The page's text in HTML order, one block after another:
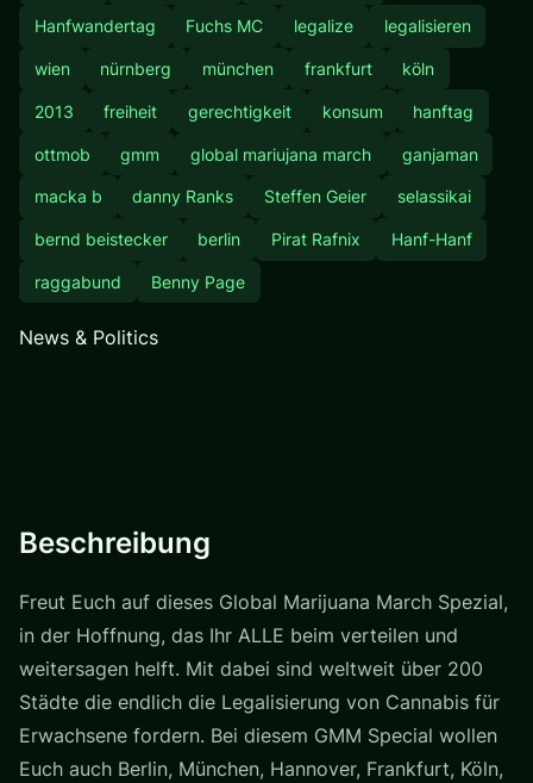
Hanfwandertag Fuchs MC legalize legalisieren
wien nürnberg münchen frankfurt köln
2013 freiheit gerechtigkeit konsum hanftag
ottmob gmm global mariujana march ganjaman
macka b danny Ranks Steffen Geier selassikai
bernd beistecker berlin Pirat Rafnix Hanf-Hanf
raggabund Benny Page
News & Politics
Beschreibung
Freut Euch auf dieses Global Marijuana March Spezial,
in der Hoffnung, das Ihr ALLE beim verteilen und
weitersagen helft. Mit dabei sind weltweit über 200
Städte die endlich die Legalisierung von Cannabis für
Erwachsene fordern. Bei diesem GMM Special wollen
Euch auch Berlin, München, Hannover, Frankfurt, Köln,